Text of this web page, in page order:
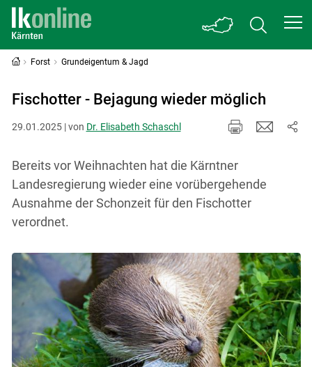
Forst Grundeigentum & Jagd
Fischotter - Bejagung wieder möglich
29.01.2025 | von Dr. Elisabeth Schaschl
Bereits vor Weihnachten hat die Kärntner
Landesregierung wieder eine vorübergehende
Ausnahme der Schonzeit für den Fischotter
verordnet.